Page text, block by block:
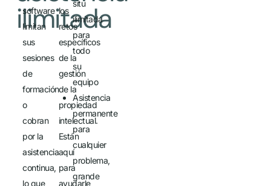
ilimitada
software
limitan
sus
sesiones
de
formación
o
cobran
por la
asistencia
continua,
lo que
situ
ilimitada
para
todo
su
equipo
Asistencia
permanente
para
cualquier
problema,
grande
los
retos
específicos
de la
gestión
de la
propiedad
intelectual.
Están
aquí
para
ayudarle